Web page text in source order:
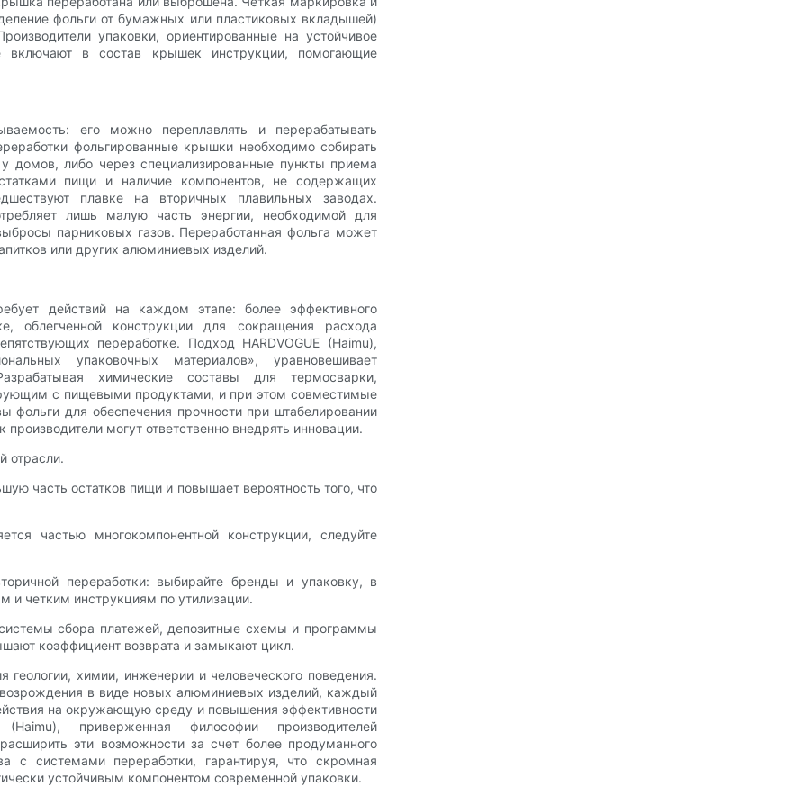
фольги от бумажных или пластиковых вкладышей)
упаковки, ориентированные на устойчивое
включают в состав крышек инструкции, помогающие
его можно переплавлять и перерабатывать
фольгированные крышки необходимо собирать
домов, либо через специализированные пункты приема
пищи и наличие компонентов, не содержащих
плавке на вторичных плавильных заводах.
лишь малую часть энергии, необходимой для
парниковых газов. Переработанная фольга может
или других алюминиевых изделий.
действий на каждом этапе: более эффективного
облегченной конструкции для сокращения расхода
переработке. Подход HARDVOGUE (Haimu),
упаковочных материалов», уравновешивает
химические составы для термосварки,
с пищевыми продуктами, и при этом совместимые
фольги для обеспечения прочности при штабелировании
могут ответственно внедрять инновации.
отрасли.
часть остатков пищи и повышает вероятность того, что
частью многокомпонентной конструкции, следуйте
переработки: выбирайте бренды и упаковку, в
и четким инструкциям по утилизации.
сбора платежей, депозитные схемы и программы
коэффициент возврата и замыкают цикл.
химии, инженерии и человеческого поведения.
в виде новых алюминиевых изделий, каждый
на окружающую среду и повышения эффективности
приверженная философии производителей
эти возможности за счет более продуманного
с системами переработки, гарантируя, что скромная
устойчивым компонентом современной упаковки.